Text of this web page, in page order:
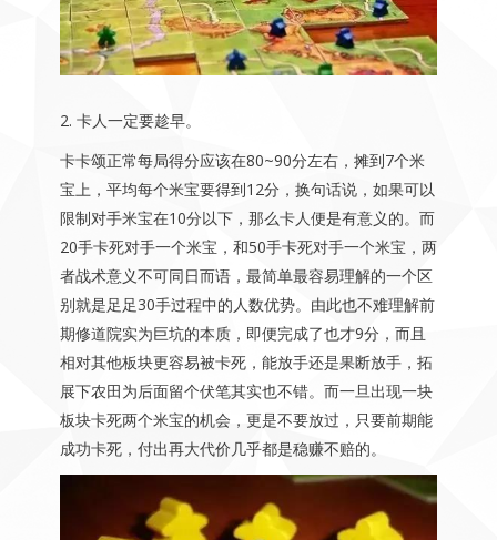
2. 卡人一定要趁早。
卡卡颂正常每局得分应该在80~90分左右，摊到7个米
宝上，平均每个米宝要得到12分，换句话说，如果可以
限制对手米宝在10分以下，那么卡人便是有意义的。而
20手卡死对手一个米宝，和50手卡死对手一个米宝，两
者战术意义不可同日而语，最简单最容易理解的一个区
别就是足足30手过程中的人数优势。由此也不难理解前
期修道院实为巨坑的本质，即便完成了也才9分，而且
相对其他板块更容易被卡死，能放手还是果断放手，拓
展下农田为后面留个伏笔其实也不错。而一旦出现一块
板块卡死两个米宝的机会，更是不要放过，只要前期能
成功卡死，付出再大代价几乎都是稳赚不赔的。